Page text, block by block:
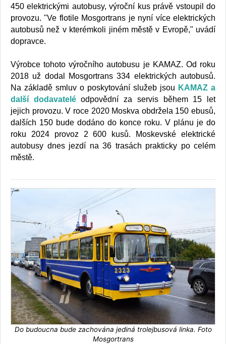
450 elektrickými autobusy, výroční kus právě vstoupil do
provozu. "Ve flotile Mosgortrans je nyní více elektrických
autobusů než v kterémkoli jiném městě v Evropě," uvádí
dopravce.
Výrobce tohoto výročního autobusu je KAMAZ. Od roku
2018 už dodal Mosgortrans 334 elektrických autobusů.
Na základě smluv o poskytování služeb jsou KAMAZ a
další dodavateléodpovědní za servis během 15 let
jejich provozu. V roce 2020 Moskva obdržela 150 ebusů,
dalších 150 bude dodáno do konce roku. V plánu je do
roku 2024 provoz 2 600 kusů. Moskevské elektrické
autobusy dnes jezdí na 36 trasách prakticky po celém
městě.
Do budoucna bude zachována jediná trolejbusová linka. Foto
Mosgortrans